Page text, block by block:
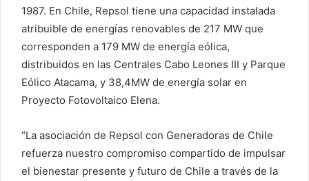
1987. En Chile, Repsol tiene una capacidad instalada
atribuible de energías renovables de 217 MW que
corresponden a 179 MW de energía eólica,
distribuidos en las Centrales Cabo Leones III y Parque
Eólico Atacama, y 38,4MW de energía solar en
Proyecto Fotovoltaico Elena.
“La asociación de Repsol con Generadoras de Chile
refuerza nuestro compromiso compartido de impulsar
el bienestar presente y futuro de Chile a través de la